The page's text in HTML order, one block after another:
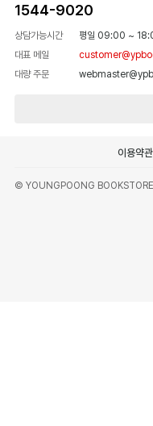
1544-9020
상담가능시간 평일 09:00 ~
대표 메일
대량 주문
이용약관
© YOUNGPOONG